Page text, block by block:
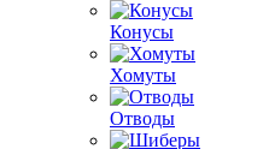
Конусы
Хомуты
Отводы